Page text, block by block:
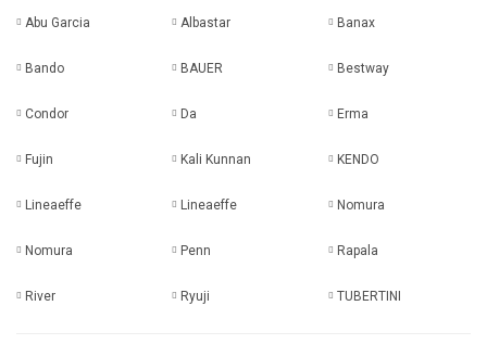
Abu Garcia Albastar Banax
Bando BAUER Bestway
Condor Da Erma
Fujin Kali Kunnan KENDO
Lineaeffe Lineaeffe Nomura
Nomura Penn Rapala
River Ryuji TUBERTINI